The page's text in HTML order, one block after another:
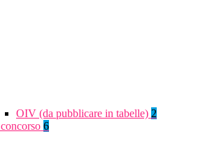
OIV (da pubblicare in tabelle) 2
6